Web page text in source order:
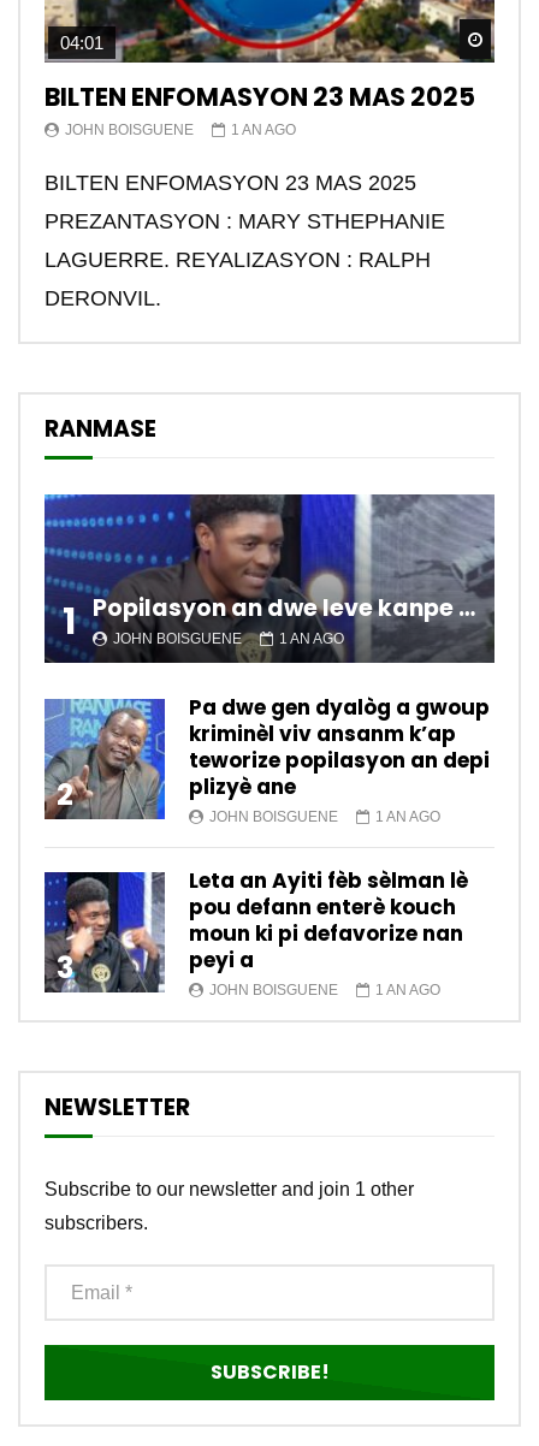
04:01
BILTEN ENFOMASYON 23 MAS 2025
JOHN BOISGUENE 1 AN AGO
BILTEN ENFOMASYON 23 MAS 2025
PREZANTASYON : MARY STHEPHANIE
LAGUERRE. REYALIZASYON : RALPH
DERONVIL.
RANMASE
1 Popilasyon an dwe leve kanpe pou chanje sitiyasyon kawotik l’ap viv nan peyi a.
JOHN BOISGUENE 1 AN AGO
2
Pa dwe gen dyalòg a gwoup
kriminèl viv ansanm k’ap
teworize popilasyon an depi
plizyè ane
JOHN BOISGUENE 1 AN AGO
3
Leta an Ayiti fèb sèlman lè
pou defann enterè kouch
moun ki pi defavorize nan
peyi a
JOHN BOISGUENE 1 AN AGO
NEWSLETTER
Subscribe to our newsletter and join 1 other
subscribers.